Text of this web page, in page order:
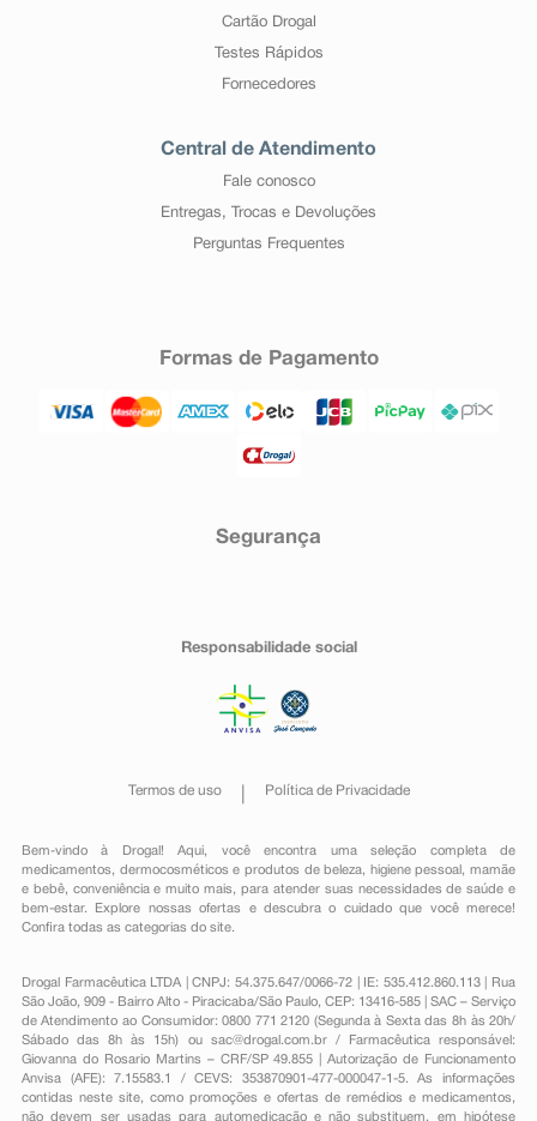
Cartão Drogal
Testes Rápidos
Fornecedores
Central de Atendimento
Fale conosco
Entregas, Trocas e Devoluções
Perguntas Frequentes
Formas de Pagamento
Segurança
Responsabilidade social
Termos de uso Política de Privacidade
Bem-vindo à Drogal! Aqui, você encontra uma seleção completa de
medicamentos , dermocosméticos e produtos de beleza, higiene pessoal ,mamãe
e bebê, conveniênciae muito mais, para atender suas necessidades de saúde e
bem-estar. Explore nossas ofertas e descubra o cuidado que você merece!
Confira todas as categorias do site.
Drogal Farmacêutica LTDA | CNPJ: 54.375.647/0066-72 | IE: 535.412.860.113 | Rua
São João, 909 - Bairro Alto - Piracicaba/São Paulo, CEP: 13416-585 | SAC – Serviço
de Atendimento ao Consumidor: 0800 771 2120 (Segunda à Sexta das 8h às 20h/
Sábado das 8h às 15h) ou sac@drogal.com.br/ Farmacêutica responsável:
Giovanna do Rosario Martins – CRF/SP 49.855 | Autorização de Funcionamento
Anvisa (AFE): 7.15583.1 / CEVS: 353870901-477-000047-1-5. As informações
contidas neste site, como promoções e ofertas de remédios e medicamentos,
não devem ser usadas para automedicação e não substituem, em hipótese